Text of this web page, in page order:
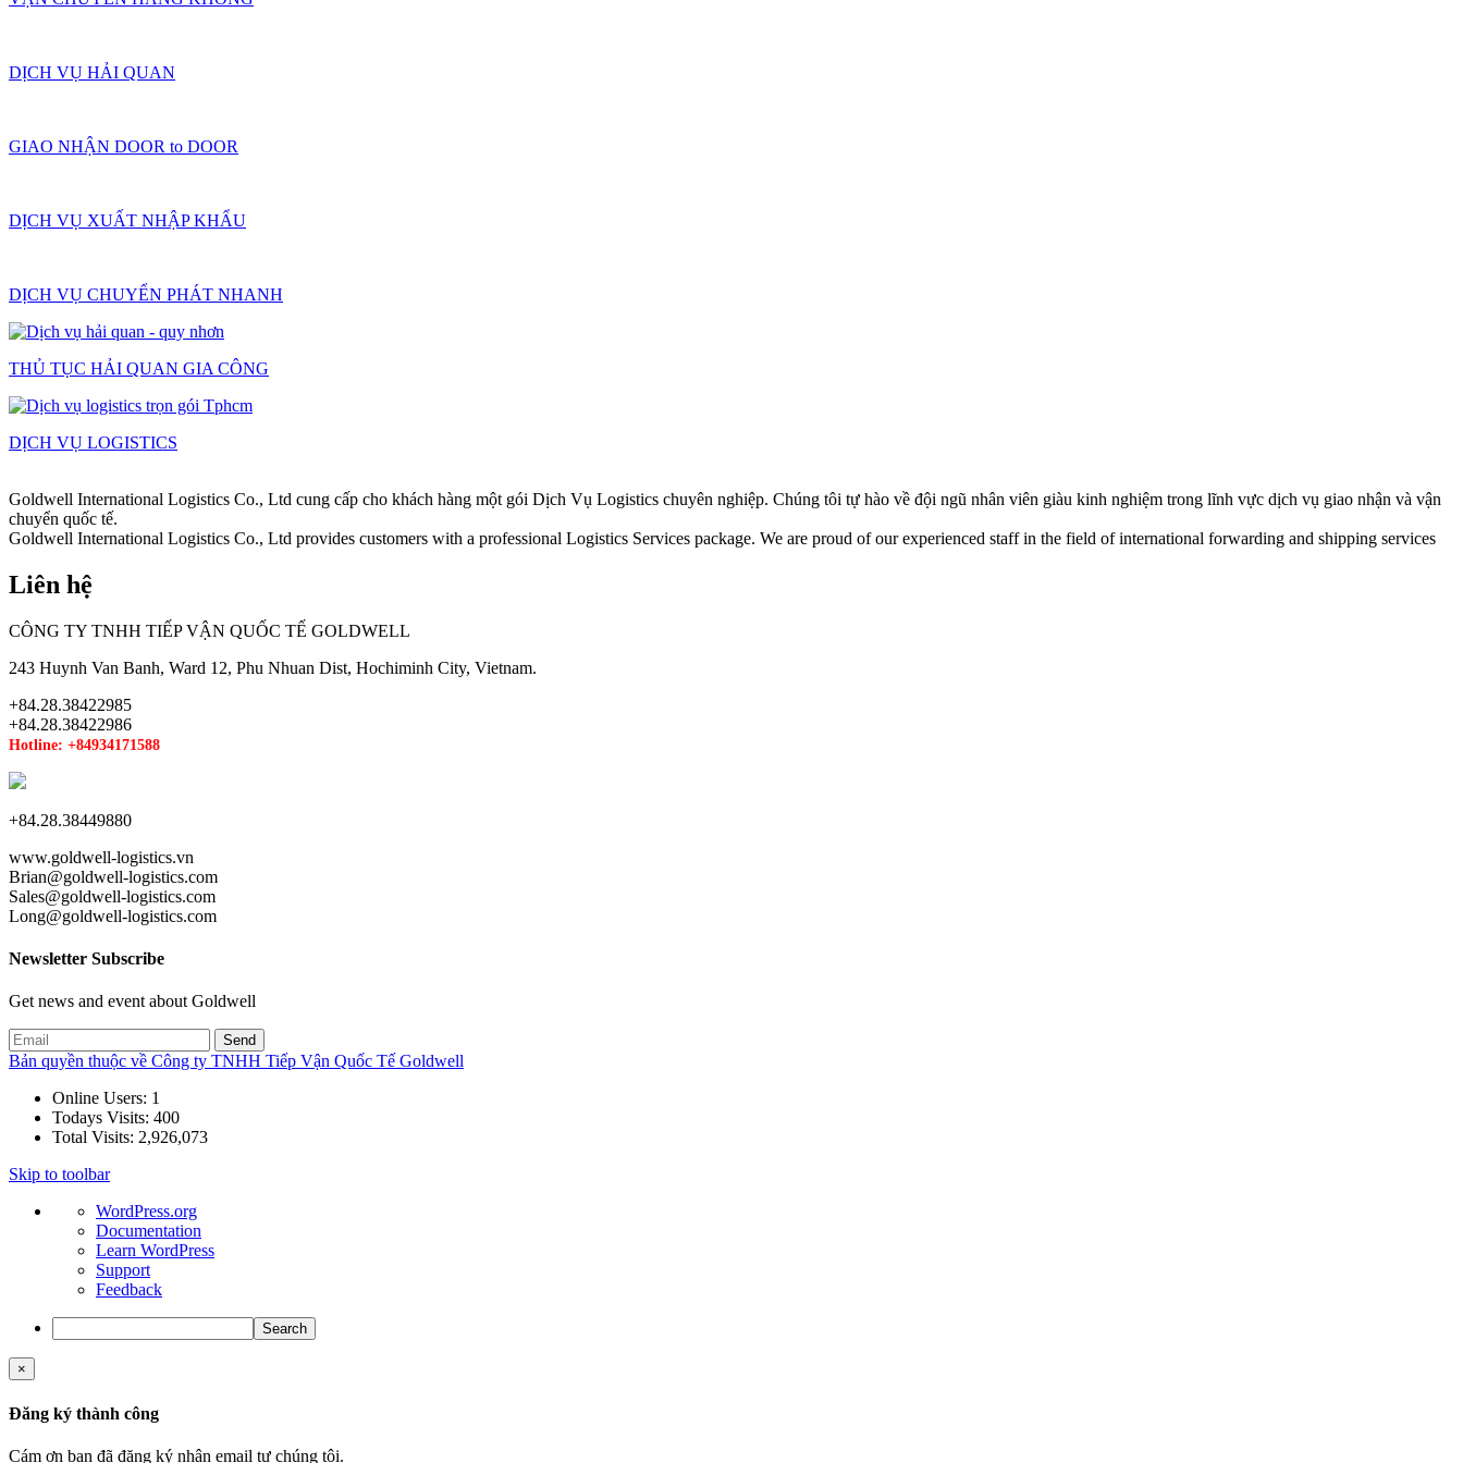
DỊCH VỤ HẢI QUAN
GIAO NHẬN DOOR to DOOR
DỊCH VỤ XUẤT NHẬP KHẨU
DỊCH VỤ CHUYỂN PHÁT NHANH
THỦ TỤC HẢI QUAN GIA CÔNG
DỊCH VỤ LOGISTICS
Goldwell International Logistics Co., Ltd cung cấp cho khách hàng một gói Dịch Vụ Logistics chuyên nghiệp. Chúng tôi tự hào về đội ngũ nhân viên giàu kinh nghiệm trong lĩnh vực dịch vụ giao nhận và vận
chuyển quốc tế.
Goldwell International Logistics Co., Ltd provides customers with a professional Logistics Services package. We are proud of our experienced staff in the field of international forwarding and shipping services
Liên hệ
CÔNG TY TNHH TIẾP VẬN QUỐC TẾ GOLDWELL
243 Huynh Van Banh, Ward 12, Phu Nhuan Dist, Hochiminh City, Vietnam.
+84.28.38422985
+84.28.38422986
Hotline: +84934171588
+84.28.38449880
www.goldwell-logistics.vn
Brian@goldwell-logistics.com
Sales@goldwell-logistics.com
Long@goldwell-logistics.com
Newsletter Subscribe
Get news and event about Goldwell
Bản quyền thuộc về Công ty TNHH Tiếp Vận Quốc Tế Goldwell
Online Users: 1
Todays Visits: 400
Total Visits: 2,926,073
Skip to toolbar
About
WordPress
WordPress.org
Documentation
Learn WordPress
Support
Feedback
Search
×
Đăng ký thành công
Cám ơn bạn đã đăng ký nhận email tư chúng tôi.